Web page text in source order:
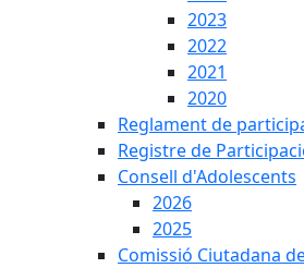
2023
2022
2021
2020
Reglament de
Registre de
Consell d'Adolescents
2026
2025
Comissió Ciutadana